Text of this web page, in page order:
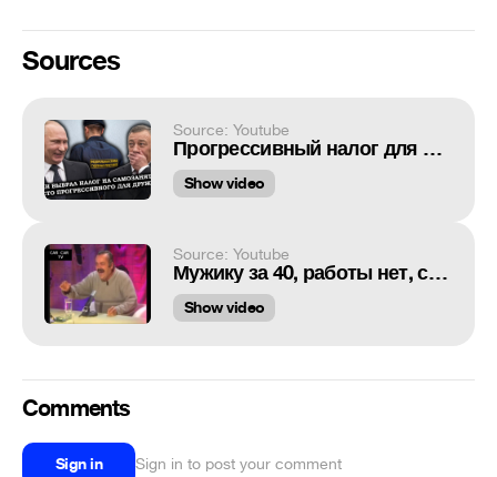
Sources
Source: Youtube
Прогрессивный налог для друзей Путина
Show video
Source: Youtube
Мужику за 40, работы нет, сидит на шее у мамы...
Show video
Comments
Sign in Sign in to post your comment